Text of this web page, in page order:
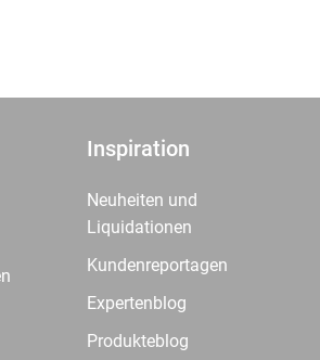
Inspiration
Neuheiten und
Liquidationen
Kundenreportagen
Expertenblog
Produkteblog